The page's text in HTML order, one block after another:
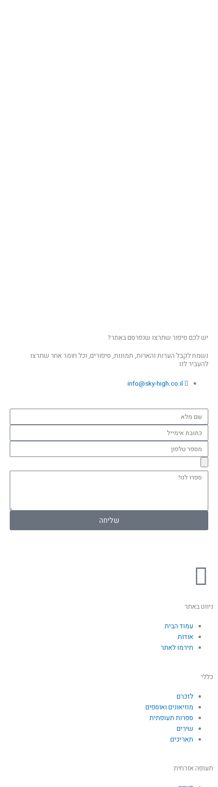
יש לכם סיפור שתרצו שנפרסם באתר?
נשמח לקבל הערות והארות, תמונות, סיפורים, וכל חומר אחר שתרצו
להעביר לנו
info@sky-high.co.il
שם
מלא
כתובת
אימייל
מספר
טלפון
ספרו
שליחה
F
a
c
e
b
o
o
k
ניווט באתר
עמוד הבית
אודות
תירמו לאתר
כללי
לזכרם
מוזיאונים ואוספים
ספרות תעופתית
שירים
תאריכים
תעופה אזרחית